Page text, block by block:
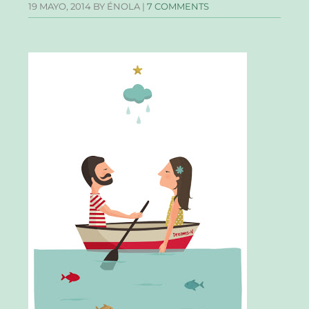
19 MAYO, 2014 BY ÉNOLA |7 COMMENTS